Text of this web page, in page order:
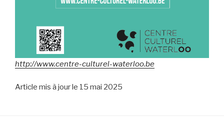
http://www.centre-culturel-waterloo.be
Article mis à jour le 15 mai 2025